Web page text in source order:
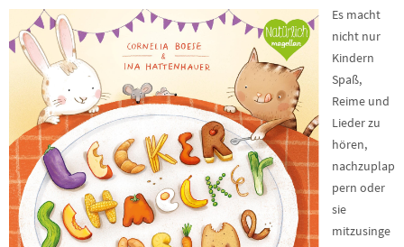
Es macht
nicht nur
Kindern
Spaß,
Reime und
Lieder zu
hören,
nachzuplap
pern oder
sie
mitzusinge